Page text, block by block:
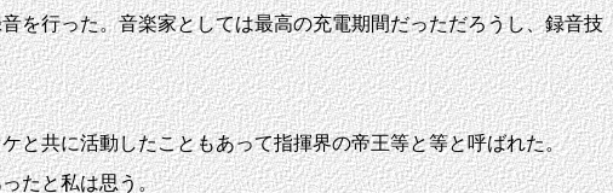
行った。音楽家としては最高の充電期間だっただろうし、録音技
共に活動したこともあって指揮界の帝王等と等と呼ばれた。
たと私は思う。